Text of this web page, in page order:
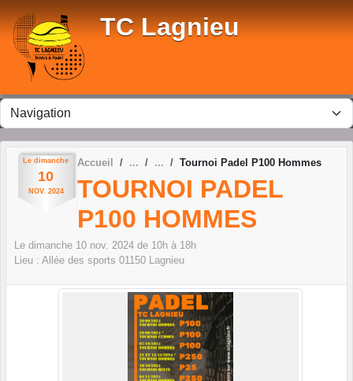
TC Lagnieu
Le dimanche
10
NOV. 2024
Accueil Tournoi Padel P100 Hommes
TOURNOI PADEL
P100 HOMMES
Le dimanche 10 nov. 2024 de 10h à 18h
Lieu : Allée des sports 01150 Lagnieu